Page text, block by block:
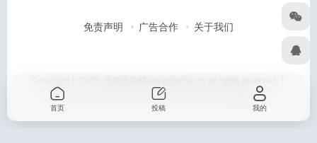
免责声明 广告合作 关于我们
本站所有文章和站点采集于互联网如有侵权联系客服删除
首页 投稿 我的